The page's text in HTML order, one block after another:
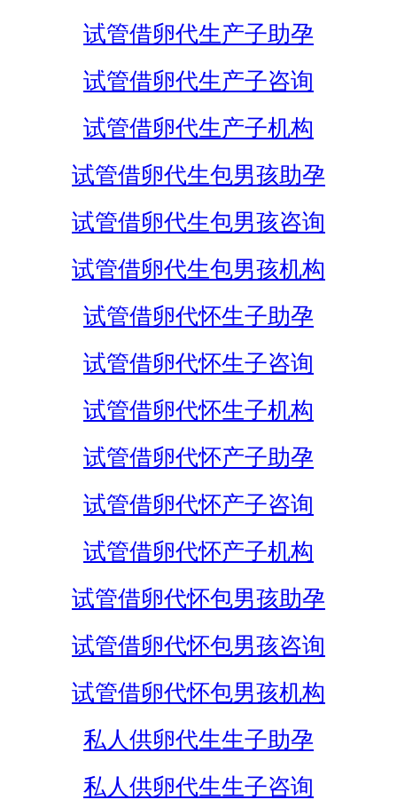
试管借卵代生产子助孕
试管借卵代生产子咨询
试管借卵代生产子机构
试管借卵代生包男孩助孕
试管借卵代生包男孩咨询
试管借卵代生包男孩机构
试管借卵代怀生子助孕
试管借卵代怀生子咨询
试管借卵代怀生子机构
试管借卵代怀产子助孕
试管借卵代怀产子咨询
试管借卵代怀产子机构
试管借卵代怀包男孩助孕
试管借卵代怀包男孩咨询
试管借卵代怀包男孩机构
私人供卵代生生子助孕
私人供卵代生生子咨询